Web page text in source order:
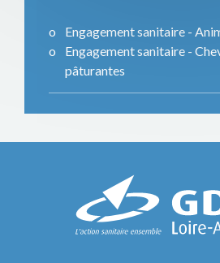
Engagement sanitaire -
Engagement sanitaire -
pâturantes